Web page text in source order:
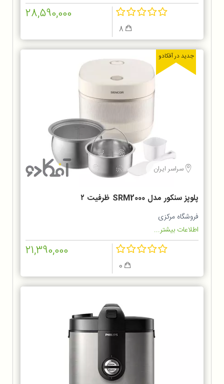
28,590,000
جدید در آفکادو
سراسر ایران
پلوپز سنکور مدل SRM2000 ظرفیت ۲
لیتر
فروشگاه مرکزی
اطلاعات بیشتر...
21,390,000